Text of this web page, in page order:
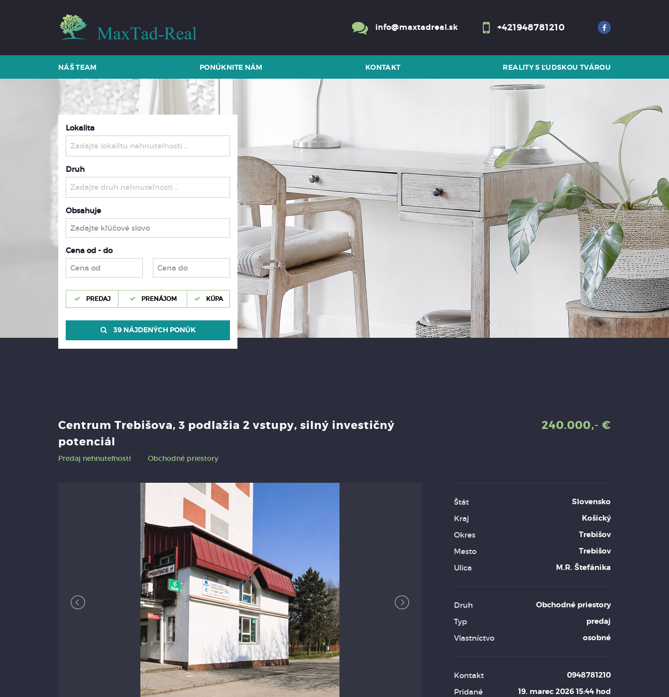
+421948781210
info@maxtadreal.sk
NÁŠ TEAM PONÚKNITE NÁM KONTAKT REALITY S ĽUDSKOU TVÁROU
Lokalita
Zadajte lokalitu nehnuteľnosti ..
Druh
Zadajte druh nehnuteľnosti ..
Obsahuje
Cena od - do
PREDAJ PRENÁJOM KÚPA
39 NÁJDENÝCH PONÚK
Centrum Trebišova, 3 podlažia 2 vstupy, silný investičný
potenciál
240.000,- €
Predaj nehnuteľností Obchodné priestory
Štát Slovensko
Kraj Košický
Okres Trebišov
Mesto Trebišov
Ulica M.R. Štefánika
Druh Obchodné priestory
Typ predaj
Vlastníctvo osobné
Kontakt 0948781210
Pridané 19. marec 2026 15:44 hod